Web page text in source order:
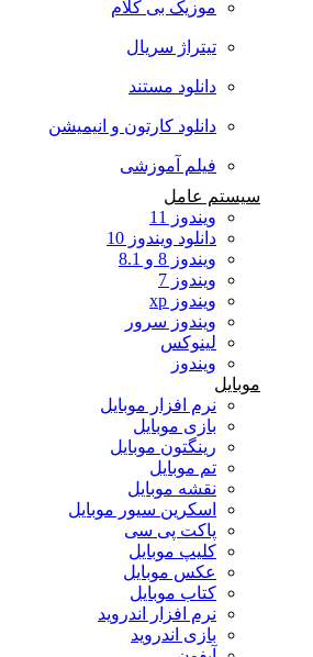
موزیک بی کلام
تیتراژ سریال
دانلود مستند
دانلود کارتون و انیمیشن
فیلم آموزشی
سیستم عامل
ویندوز 11
دانلود ویندوز 10
ویندوز 8 و 8.1
ویندوز 7
ویندوز xp
ویندوز سرور
لینوکس
ویندوز
موبایل
نرم افزار موبایل
بازی موبایل
رینگتون موبایل
تم موبایل
نقشه موبایل
اسکرین سیور موبایل
پاکت پی سی
کلیپ موبایل
عکس موبایل
کتاب موبایل
نرم افزار اندروید
بازی اندروید